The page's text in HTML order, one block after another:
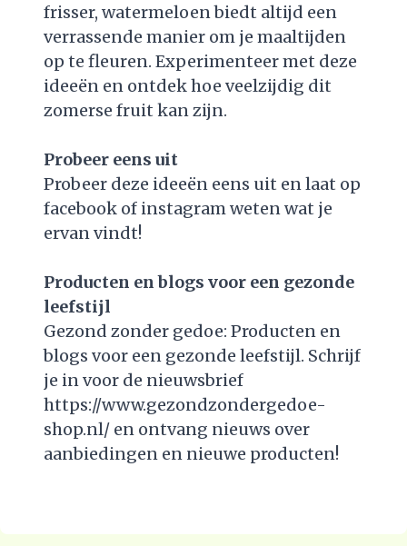
frisser, watermeloen biedt altijd een
verrassende manier om je maaltijden
op te fleuren. Experimenteer met deze
ideeën en ontdek hoe veelzijdig dit
zomerse fruit kan zijn.
Probeer eens uit
Probeer deze ideeën eens uit en laat op
facebook of instagram weten wat je
ervan vindt!
Producten en blogs voor een gezonde
leefstijl
Gezond zonder gedoe: Producten en
blogs voor een gezonde leefstijl. Schrijf
je in voor de nieuwsbrief
https://www.gezondzondergedoe-
shop.nl/ en ontvang nieuws over
aanbiedingen en nieuwe producten!